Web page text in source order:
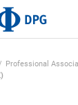
Professional